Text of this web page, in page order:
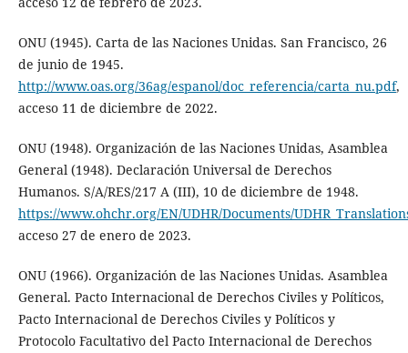
ONU (1945). Carta de las Naciones Unidas. San Francisco, 26
de junio de 1945.
http://www.oas.org/36ag/espanol/doc_referencia/carta_nu.pdf,
acceso 11 de diciembre de 2022.
ONU (1948). Organización de las Naciones Unidas, Asamblea
General (1948). Declaración Universal de Derechos
Humanos. S/A/RES/217 A (III), 10 de diciembre de 1948.
https://www.ohchr.org/EN/UDHR/Documents/
acceso 27 de enero de 2023.
ONU (1966). Organización de las Naciones Unidas. Asamblea
General. Pacto Internacional de Derechos Civiles y Políticos,
Pacto Internacional de Derechos Civiles y Políticos y
Protocolo Facultativo del Pacto Internacional de Derechos